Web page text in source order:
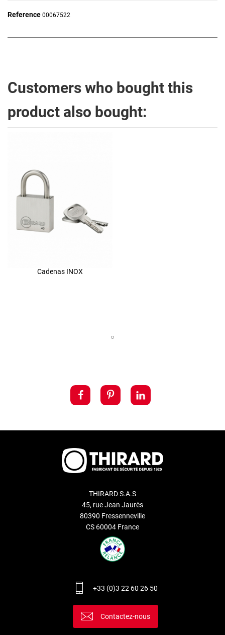
Reference 00067522
Customers who bought this
product also bought:
Cadenas INOX
THIRARD S.A.S
45, rue Jean Jaurès
80390 Fressenneville
CS 60004 France
+33 (0)3 22 60 26 50
Contactez-nous